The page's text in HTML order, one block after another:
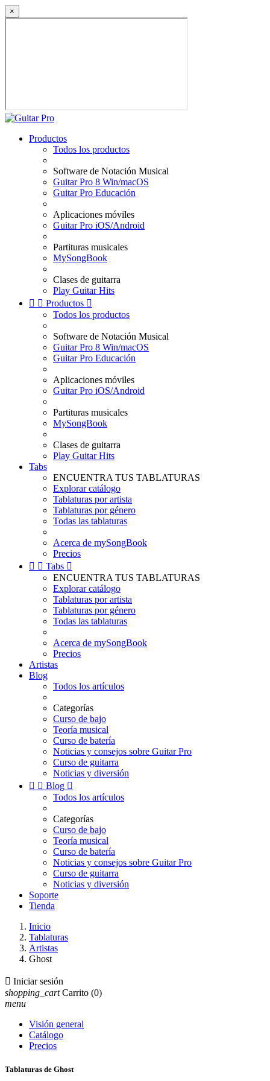
×
Productos
Todos los productos
Software de Notación Musical
Guitar Pro 8 Win/macOS
Guitar Pro Educación
Aplicaciones móviles
Guitar Pro iOS/Android
Partituras musicales
MySongBook
Clases de guitarra
Play Guitar Hits
  Productos 
Todos los productos
Software de Notación Musical
Guitar Pro 8 Win/macOS
Guitar Pro Educación
Aplicaciones móviles
Guitar Pro iOS/Android
Partituras musicales
MySongBook
Clases de guitarra
Play Guitar Hits
Tabs
ENCUENTRA TUS TABLATURAS
Explorar catálogo
Tablaturas por artista
Tablaturas por género
Todas las tablaturas
Acerca de mySongBook
Precios
  Tabs 
ENCUENTRA TUS TABLATURAS
Explorar catálogo
Tablaturas por artista
Tablaturas por género
Todas las tablaturas
Acerca de mySongBook
Precios
Artistas
Blog
Todos los artículos
Categorías
Curso de bajo
Teoría musical
Curso de batería
Noticias y consejos sobre Guitar Pro
Curso de guitarra
Noticias y diversión
  Blog 
Todos los artículos
Categorías
Curso de bajo
Teoría musical
Curso de batería
Noticias y consejos sobre Guitar Pro
Curso de guitarra
Noticias y diversión
Soporte
Tienda
Inicio
Tablaturas
Artistas
Ghost
 Iniciar sesión
shopping_cart Carrito (0)
menu
Visión general
Catálogo
Precios
Tablaturas de Ghost